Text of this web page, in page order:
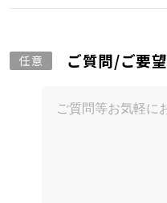
任意 ご質問/ご要望